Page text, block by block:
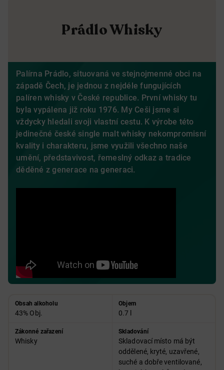
Prádlo Whisky
Palírna Prádlo, situovaná ve stejnojmenné obci na
západě Čech, je jednou z nejdéle fungujících
palíren whisky v České republice. První whisky tu
byla vypálena již roku 1976. My Ceši jsme si
vždycky hledali svoji vlastní cestu. K výrobe této
jedinečné české single malt whisky nekompromisní
kvality i charakteru, jsme využili všechno naše
umění, představivost, řemeslný odkaz a tradice
děděné z generace na generaci.
Obsah alkoholu
43% Obj.
Objem
0.7 l
Zákonné zařazení
Whisky
Skladování
Skladovací místo má být
oddělené, kryté, uzavřené,
suché a dobře ventilované,